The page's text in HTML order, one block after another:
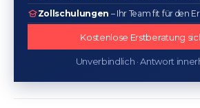
Zollschulungen – Ihr Team fit für den
Kostenlose Erstberatung
Unverbindlich · Antwort